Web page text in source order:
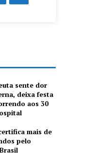
sente dor
deixa festa
aos 30
mais de
pelo